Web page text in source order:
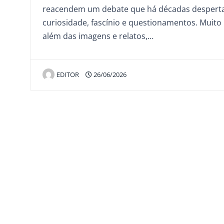
reacendem um debate que há décadas
curiosidade, fascínio e questionamentos. Muito
além das imagens e relatos,…
EDITOR 26/06/2026